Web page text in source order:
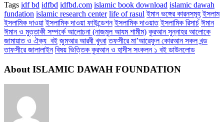
Tags idf bd idfbd idfbd.com islamic book download islamic dawah
fundation islamic research center life of rasul ইমান ভঙ্গের কারনসমূহ ইসলাম
ইসলামিক দাওয়া ইসলামিক দাওয়া ফাউন্ডেশন ইসলামিক দাওয়াত ইসলামিক রিসার্চ ঈমান
ঈমান ও মুত্তাকী সম্পর্কে আলোচনা (নাজমুল আযম শামীম) কুরআন সুন্নাহর আলোকে
জামায়াত ও ঐক্য বই জুমআর আরবী খুৎবা তফসীরে মা’আরেফুল কোরআন সকল খন্ড
তাফসীরে জালালাইন বিষয় ভিত্তিক কুরআন ও হাদীস সংকলন ১ বই ডাউনলোড
About ISLAMIC DAWAH FOUNDATION